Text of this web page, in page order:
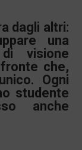
dagli altri:
una
visione
che,
Ogni
studente
anche